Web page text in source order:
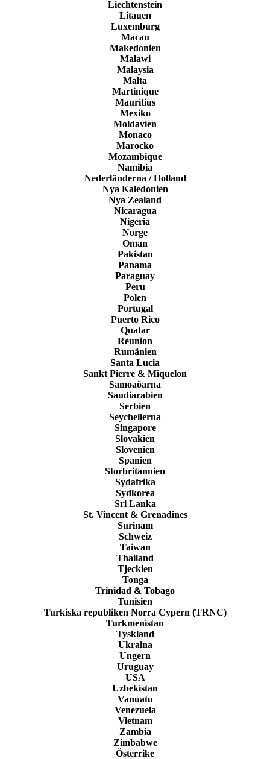
Liechtenstein
Litauen
Luxemburg
Macau
Makedonien
Malawi
Malaysia
Malta
Martinique
Mauritius
Mexiko
Moldavien
Monaco
Marocko
Mozambique
Namibia
Nederländerna / Holland
Nya Kaledonien
Nya Zealand
Nicaragua
Nigeria
Norge
Oman
Pakistan
Panama
Paraguay
Peru
Polen
Portugal
Puerto Rico
Quatar
Réunion
Rumänien
Santa Lucia
Sankt Pierre & Miquelon
Samoaöarna
Saudiarabien
Serbien
Seychellerna
Singapore
Slovakien
Slovenien
Spanien
Storbritannien
Sydafrika
Sydkorea
Sri Lanka
St. Vincent & Grenadines
Surinam
Schweiz
Taiwan
Thailand
Tjeckien
Tonga
Trinidad & Tobago
Tunisien
Turkiska republiken Norra Cypern (TRNC)
Turkmenistan
Tyskland
Ukraina
Ungern
Uruguay
USA
Uzbekistan
Vanuatu
Venezuela
Vietnam
Zambia
Zimbabwe
Österrike